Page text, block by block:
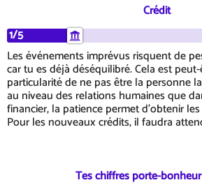
Crédit
1/5
Les événements imprévus risquent de
car tu es déjà déséquilibré. Cela est
particularité de ne pas être la personne
au niveau des relations humaines que
financier, la patience permet d'obtenir
Pour les nouveaux crédits, il faudra
Tes chiffres porte-